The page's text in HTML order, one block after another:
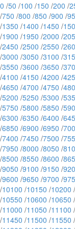
0 /50 /100 /150 /200 /
/750 /800 /850 /900 /
/1350 /1400 /1450 /
/1900 /1950 /2000 /
/2450 /2500 /2550 /
/3000 /3050 /3100 /
/3550 /3600 /3650 /
/4100 /4150 /4200 /
/4650 /4700 /4750 /
/5200 /5250 /5300 /
/5750 /5800 /5850 /
/6300 /6350 /6400 /
/6850 /6900 /6950 /
/7400 /7450 /7500 /
/7950 /8000 /8050 /
/8500 /8550 /8600 /
/9050 /9100 /9150 /
/9600 /9650 /9700 /
/10100 /10150 /10200 /
/10550 /10600 /10650 /
/11000 /11050 /11100 /
/11450 /11500 /11550 /